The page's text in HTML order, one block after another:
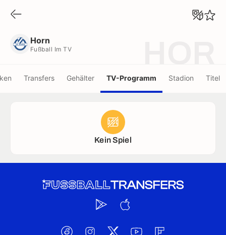
Horn
Fußball Im TV
Transfers Gehälter TV-Programm Stadion Titel
Kein Spiel